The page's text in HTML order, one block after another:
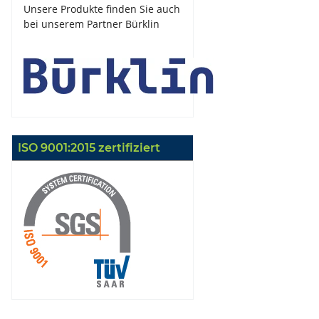
Unsere Produkte finden Sie auch
bei unserem Partner Bürklin
ISO 9001:2015 zertifiziert